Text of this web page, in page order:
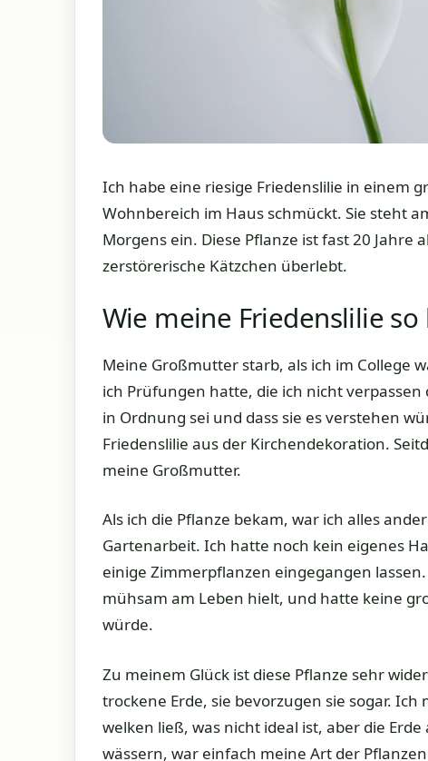
Ich habe eine riesige Friedenslilie in einem
Wohnbereich im Haus schmückt. Sie steht
Morgens ein. Diese Pflanze ist fast 20 Jahre
zerstörerische Kätzchen überlebt.
Wie meine Friedenslilie
Meine Großmutter starb, als ich im College
ich Prüfungen hatte, die ich nicht
in Ordnung sei und dass sie es verstehen
Friedenslilie aus der Kirchendekoration.
meine Großmutter.
Als ich die Pflanze bekam, war ich alles
Gartenarbeit. Ich hatte noch kein eigenes
einige Zimmerpflanzen eingegangen
mühsam am Leben hielt, und hatte keine
würde.
Zu meinem Glück ist diese Pflanze sehr
trockene Erde, sie bevorzugen sie sogar.
welken ließ, was nicht ideal ist, aber die
wässern, war einfach meine Art der